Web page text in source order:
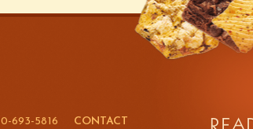
693-5816 CONTACT